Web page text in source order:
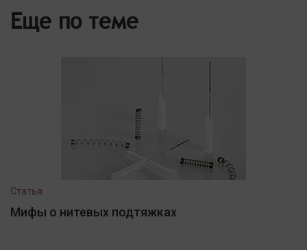
Еще по теме
Статья
Мифы о нитевых подтяжках